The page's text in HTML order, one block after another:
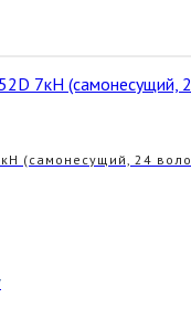
(самонесущий, 24